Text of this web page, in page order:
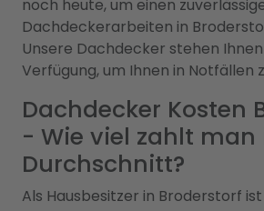
noch heute, um einen
Dachdeckerarbeiten in
Unsere Dachdecker stehen
Verfügung, um Ihnen in Notfällen
Dachdecker Kosten
- Wie viel zahlt man
Durchschnitt?
Als Hausbesitzer in Broderstorf